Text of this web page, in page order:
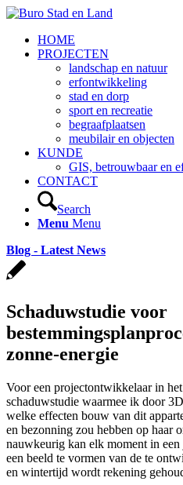
HOME
PROJECTEN
landschap en natuur
erfontwikkeling
stad en dorp
sport en recreatie
begraafplaatsen
meubilair en objecten
KUNDE
GIS, betrouwbaar en
CONTACT
Search
Menu Menu
Blog - Latest News
Schaduwstudie voor
zonne-energie
Voor een projectontwikkelaar in
schaduwstudie waarmee ik door
welke effecten bouw van dit
en bezonning zou hebben op haar
nauwkeurig kan elk moment in
een beeld te vormen van de te
en wintertijd wordt rekening